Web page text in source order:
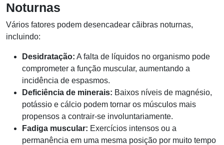
Noturnas
Vários fatores podem desencadear cãibras noturnas,
incluindo:
Desidratação: A falta de líquidos no organismo pode
comprometer a função muscular, aumentando a
incidência de espasmos.
Deficiência de minerais: Baixos níveis de magnésio,
potássio e cálcio podem tornar os músculos mais
propensos a contrair-se involuntariamente.
Fadiga muscular: Exercícios intensos ou a
permanência em uma mesma posição por muito tempo